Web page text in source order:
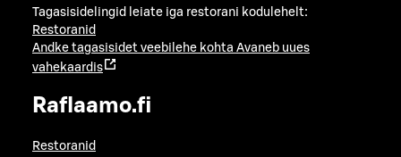
Tagasisidelingid leiate iga restorani kodulehelt:
Restoranid
Andke tagasisidet veebilehe kohta Avaneb uues
vahekaardis
Raflaamo.fi
Restoranid